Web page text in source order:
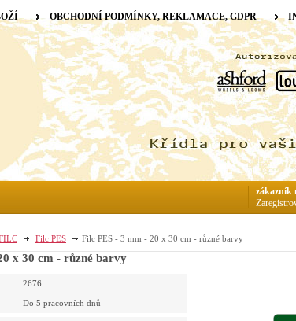
Filc PES Filc PES - 3 mm - 20 x 30 cm - různé barvy
x 30 cm - různé barvy
2676
Do 5 pracovních dnů
OBCHODNÍ PODMÍNKY, REKLAMACE, GDPR
zákazník